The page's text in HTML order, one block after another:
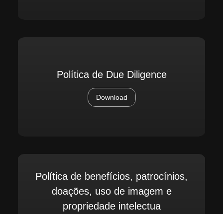
Política de Due Diligence
Download
Política de benefícios, patrocínios,
doações, uso de imagem e
propriedade intelectua